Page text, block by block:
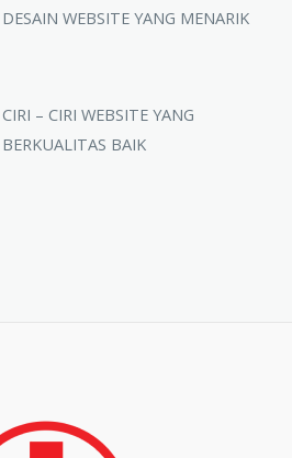
DESAIN WEBSITE YANG MENARIK
CIRI – CIRI WEBSITE YANG
BERKUALITAS BAIK